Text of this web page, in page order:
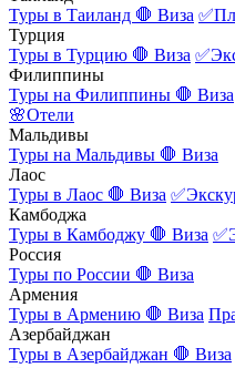
Туры в Таиланд 🛑 Виза
Турция
Туры в Турцию 🛑 Виза
Филиппины
Туры на Филиппины 🛑 Виза
🌸Отели
Мальдивы
Туры на Мальдивы 🛑 Виза
Лаос
Туры в Лаос 🛑 Виза
Камбоджа
Туры в Камбоджу 🛑 Виза
Россия
Туры по России 🛑 Виза
Армения
Туры в Армению 🛑 Виза
Азербайджан
Туры в Азербайджан 🛑 Виза